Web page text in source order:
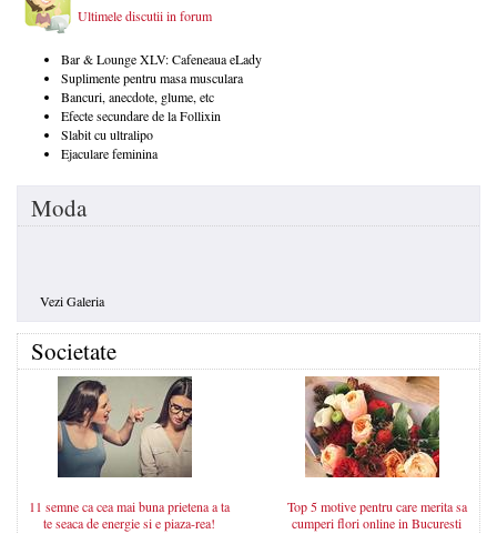
Ultimele discutii in forum
Bar & Lounge XLV: Cafeneaua eLady
Suplimente pentru masa musculara
Bancuri, anecdote, glume, etc
Efecte secundare de la Follixin
Slabit cu ultralipo
Ejaculare feminina
Moda
Vezi Galeria
Societate
11 semne ca cea mai buna prietena a ta
te seaca de energie si e piaza-rea!
Top 5 motive pentru care merita sa
cumperi flori online in Bucuresti